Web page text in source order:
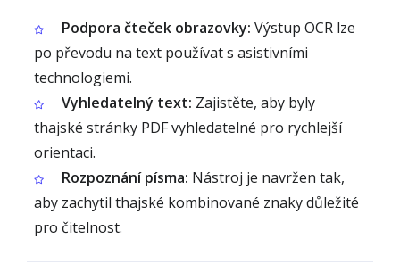
Podpora čteček obrazovky: Výstup OCR lze
po převodu na text používat s asistivními
technologiemi.
Vyhledatelný text: Zajistěte, aby byly
thajské stránky PDF vyhledatelné pro rychlejší
orientaci.
Rozpoznání písma: Nástroj je navržen tak,
aby zachytil thajské kombinované znaky důležité
pro čitelnost.